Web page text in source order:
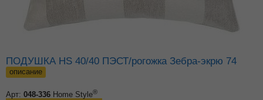
ПОДУШКА HS 40/40 ПЭСТ/рогожка Зебра-экрю 74
описание
Арт: 048-336 Home Style®